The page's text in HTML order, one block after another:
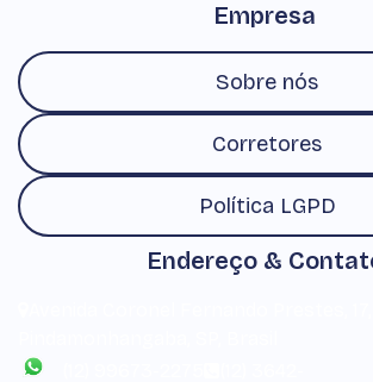
Empresa
Sobre nós
Corretores
Política LGPD
Endereço &